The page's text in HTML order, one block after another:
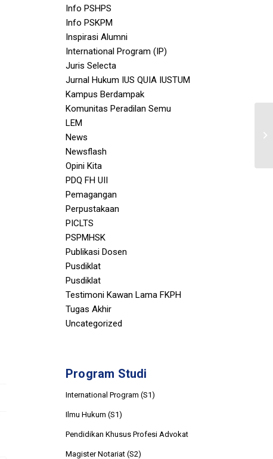
Info PSHPS
Info PSKPM
Inspirasi Alumni
International Program (IP)
Juris Selecta
Jurnal Hukum IUS QUIA IUSTUM
Kampus Berdampak
Komunitas Peradilan Semu
LEM
News
Newsflash
Opini Kita
PDQ FH UII
Pemagangan
Perpustakaan
PICLTS
PSPMHSK
Publikasi Dosen
Pusdiklat
Pusdiklat
Testimoni Kawan Lama FKPH
Tugas Akhir
Uncategorized
Program Studi
International Program (S1)
Ilmu Hukum (S1)
Pendidikan Khusus Profesi Advokat
Magister Notariat (S2)